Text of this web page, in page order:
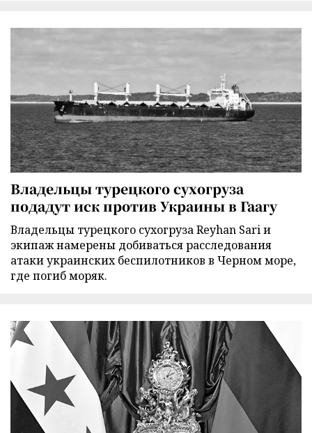
Владельцы турецкого сухогруза
подадут иск против Украины в Гаагу
Владельцы турецкого сухогруза Reyhan Sari и
экипаж намерены добиваться расследования
атаки украинских беспилотников в Черном море,
где погиб моряк.